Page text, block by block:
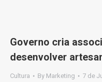
Governo cria
desenvolver
Cultura By Marketing 7 de